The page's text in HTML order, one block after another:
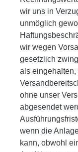
wir uns in
unmöglich
wir wegen
gesetzlich
als
ohne unser
abgesendet
wenn die
kann, obwohl